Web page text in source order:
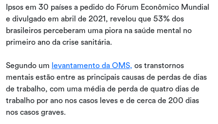
Ipsos em 30 países a pedido do Fórum Econômico Mundial
e divulgado em abril de 2021, revelou que 53% dos
brasileiros perceberam uma piora na saúde mental no
primeiro ano da crise sanitária.
Segundo um levantamento da OMS, os transtornos
mentais estão entre as principais causas de perdas de dias
de trabalho, com uma média de perda de quatro dias de
trabalho por ano nos casos leves e de cerca de 200 dias
nos casos graves.